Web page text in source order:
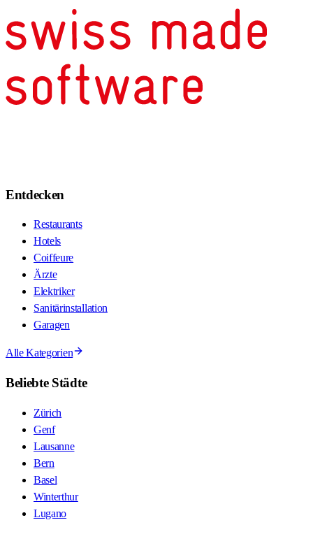
Entdecken
Restaurants
Hotels
Coiffeure
Ärzte
Elektriker
Sanitärinstallation
Garagen
Alle Kategorien
Beliebte Städte
Zürich
Genf
Lausanne
Bern
Basel
Winterthur
Lugano